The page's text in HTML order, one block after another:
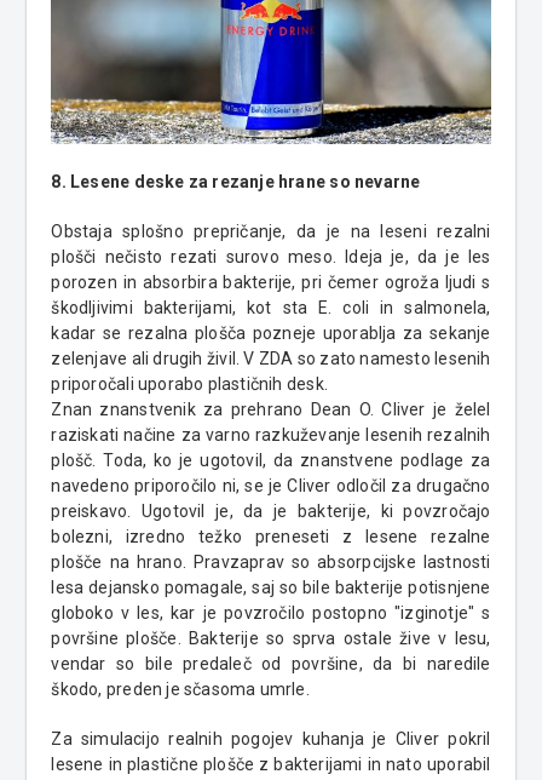
8. Lesene deske za rezanje hrane so nevarne
Obstaja splošno prepričanje, da je na leseni rezalni
plošči nečisto rezati surovo meso. Ideja je, da je les
porozen in absorbira bakterije, pri čemer ogroža ljudi s
škodljivimi bakterijami, kot sta E. coli insalmonela,
kadar se rezalna plošča pozneje uporablja za sekanje
zelenjave ali drugih živil. V ZDA so zato namesto lesenih
priporočali uporabo plastičnih desk.
Znan znanstvenik za prehrano Dean O.Cliver je želel
raziskati načine za varno razkuževanje lesenih rezalnih
plošč. Toda, ko je ugotovil, da znanstvene podlage za
navedeno priporočilo ni, se jeCliver odločil za drugačno
preiskavo. Ugotovil
je, da je bakterije, ki povzročajo
bolezni, izredno težko preneseti z lesene rezalne
plošče na hrano. Pravzaprav soabsorpcijske lastnosti
lesa dejansko pomagale, saj so bile bakterije potisnjene
globoko v les, kar je povzročilo postopno "izginotje" s
površine plošče. Bakterije so sprva ostale žive v lesu,
vendar so bile predaleč od površine, da bi naredile
škodo, preden je sčasoma umrle.
Za simulacijo realnih pogojev kuhanja je Cliver pokril
lesene in plastične plošče z bakterijami in nato uporabil